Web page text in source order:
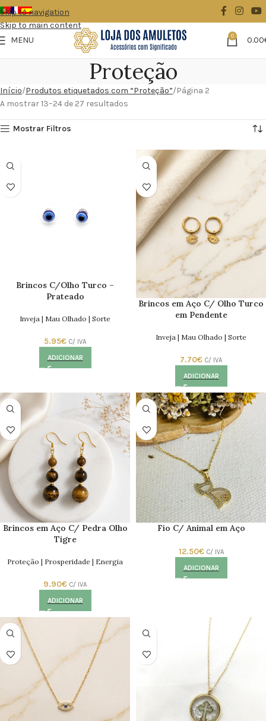
Skip to navigation
Skip to main content
MENU
0 0.00
Proteção
Início Produtos etiquetados com “Proteção” Página 2
A mostrar 13–24 de 27 resultados
Mostrar Filtros
Brincos C/Olho Turco –
Prateado
Inveja | Mau Olhado | Sorte
5.95€ C/ IVA
ADICIONAR
Brincos em Aço C/ Olho Turco
em Pendente
Inveja | Mau Olhado | Sorte
7.70€ C/ IVA
ADICIONAR
Brincos em Aço C/ Pedra Olho
Tigre
Proteção | Prosperidade | Energia
9.90€ C/ IVA
ADICIONAR
Fio C/ Animal em Aço
12.50€ C/ IVA
ADICIONAR